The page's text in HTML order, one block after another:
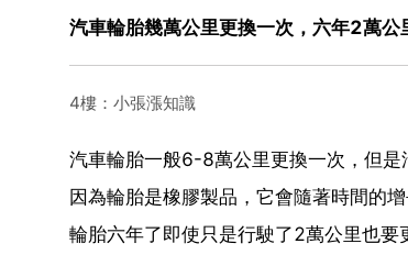
汽車輪胎幾萬公里更換一次，六年2萬公
4樓：小張漲知識
汽車輪胎一般6-8萬公里更換一次，但
因為輪胎是橡膠製品，它會隨著時間的
輪胎六年了即使只是行駛了2萬公里也要